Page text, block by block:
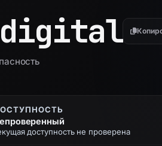
digital
доступность не проверена